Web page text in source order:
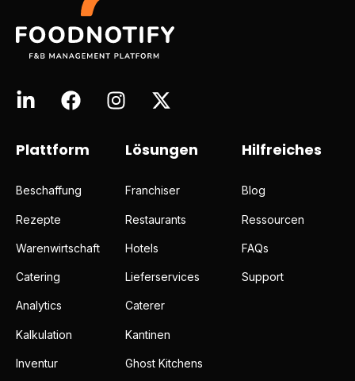
Plattform
Beschaffung
Rezepte
Warenwirtschaft
Catering
Analytics
Kalkulation
Inventur
Lösungen
Franchiser
Restaurants
Hotels
Lieferservices
Caterer
Kantinen
Ghost Kitchens
Hilfreiches
Blog
Ressourcen
FAQs
Support